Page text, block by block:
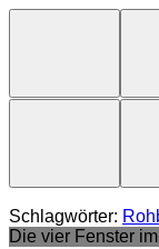
Die vier Fenster
Schlagwörter: